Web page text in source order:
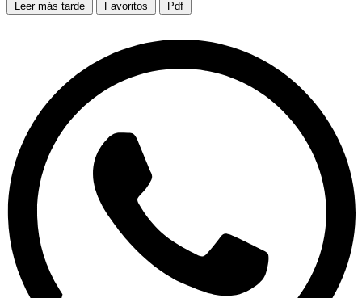
Leer más tarde Favoritos Pdf